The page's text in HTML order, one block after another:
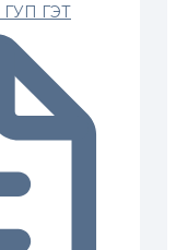
ГУП ГЭТ